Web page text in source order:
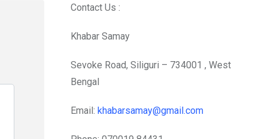
Contact Us :
Khabar Samay
Sevoke Road, Siliguri – 734001 , West
Bengal
Email: khabarsamay@gmail.com